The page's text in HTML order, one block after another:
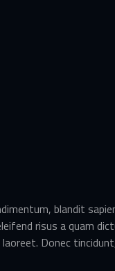
blandit
risus a quam
Donec